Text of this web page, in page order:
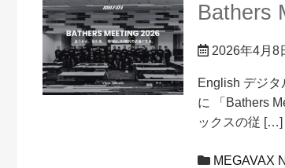
Bathers
2026年4月8
English デジ
に 「Bathers
ックスの従 […]
MEGAVAX